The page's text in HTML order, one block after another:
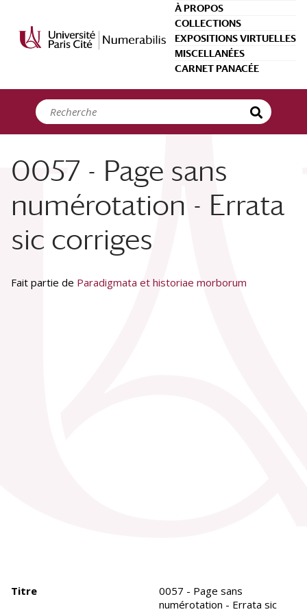
À PROPOS
COLLECTIONS
EXPOSITIONS VIRTUELLES
MISCELLANÉES
CARNET PANACÉE
0057 - Page sans
numérotation - Errata
sic corriges
Fait partie de Paradigmata et historiae morborum
Titre
0057 - Page sans
numérotation - Errata sic